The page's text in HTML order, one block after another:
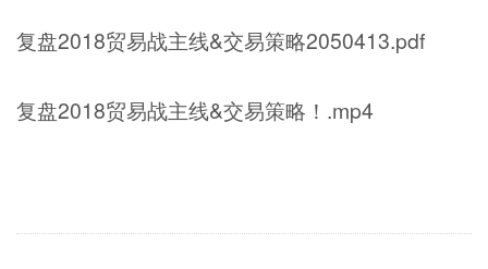
复盘2018贸易战主线&交易策略2050413.pdf
复盘2018贸易战主线&交易策略！.mp4